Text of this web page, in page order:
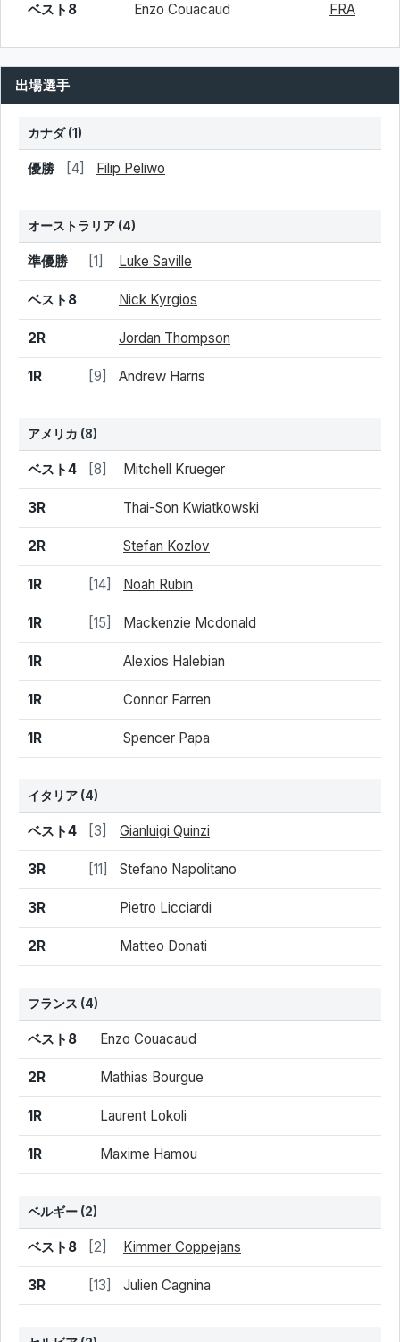
ベスト8 Enzo Couacaud FRA
出場選手
カナダ(1)
結果 シード 選手名
優勝 [4] Filip Peliwo
オーストラリア (4)
結果 シード 選手名
準優勝 [1] Luke Saville
ベスト8 Nick Kyrgios
2R Jordan Thompson
1R [9] Andrew Harris
アメリカ (8)
結果 シード 選手名
ベスト4 [8] Mitchell Krueger
3R Thai-Son Kwiatkowski
2R Stefan Kozlov
1R [14] Noah Rubin
1R [15] Mackenzie Mcdonald
1R Alexios Halebian
1R Connor Farren
1R Spencer Papa
イタリア (4)
結果 シード 選手名
ベスト4 [3] Gianluigi Quinzi
3R [11] Stefano Napolitano
3R Pietro Licciardi
2R Matteo Donati
フランス (4)
結果 シード 選手名
ベスト8 Enzo Couacaud
2R Mathias Bourgue
1R Laurent Lokoli
1R Maxime Hamou
ベルギー (2)
結果 シード 選手名
ベスト8 [2] Kimmer Coppejans
3R [13] Julien Cagnina